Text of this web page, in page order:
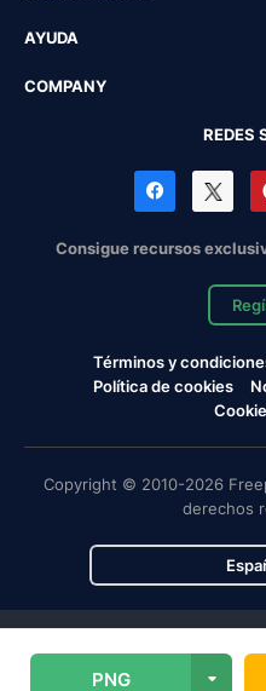
PNG
AYUDA
COMPANY
REDES
Consigue recursos
Términos y
Política de cookies
Copyright © 2010-2026
derechos